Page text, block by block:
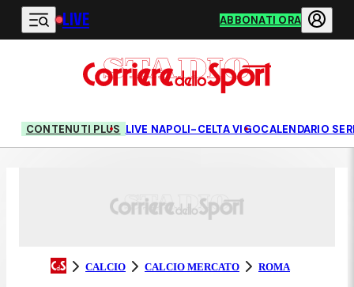
Vai al contenuto principale
LIVE ABBONATI ORA
CONTENUTI PLUS LIVE NAPOLI-CELTA VIGOCALENDARIO
CALCIO CALCIO MERCATO ROMA